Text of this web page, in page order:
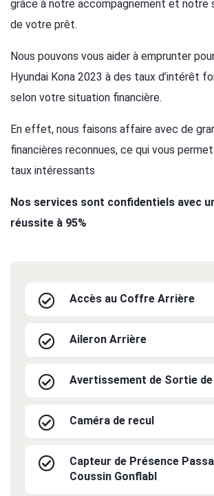
grâce à notre accompagnement et notre
de votre prêt.
Nous pouvons vous aider à emprunter
Hyundai Kona 2023 à des taux d’intérêt
selon votre situation financière.
En effet, nous faisons affaire avec de
financières reconnues, ce qui vous
taux intéressants
Nos services sont confidentiels avec
réussite à 95%
Accès au Coffre Arrière
Aileron Arrière
Avertissement de Sortie de
Caméra de recul
Capteur de Présence
Coussin Gonflabl